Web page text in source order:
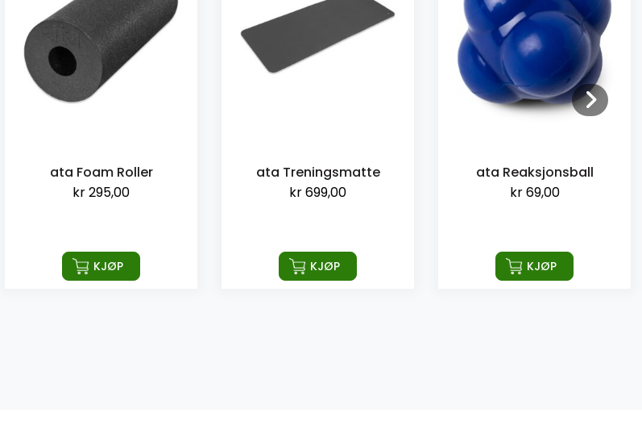
ata Foam Roller
kr295,00
KJØP
ata Treningsmatte
kr699,00
KJØP
ata Reaksjonsball
kr69,00
KJØP